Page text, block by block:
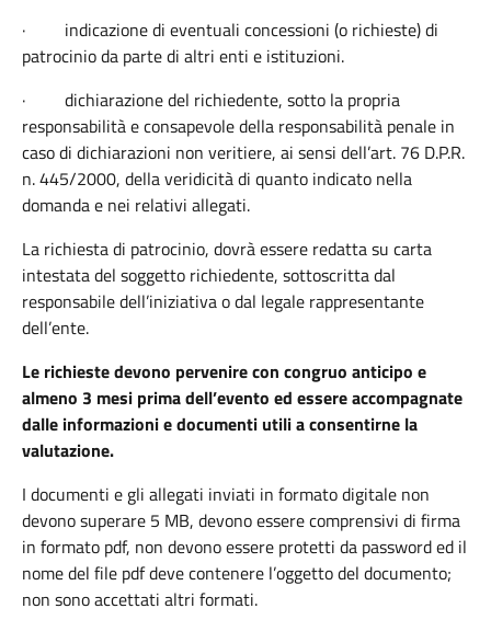
· indicazione di eventuali concessioni (o richieste) di
patrocinio da parte di altri enti e istituzioni.
· dichiarazione del richiedente, sotto la propria
responsabilità e consapevole della responsabilità penale in
caso di dichiarazioni non veritiere, ai sensi dell’art. 76 D.P.R.
n. 445/2000, della veridicità di quanto indicato nella
domanda e nei relativi allegati.
La richiesta di patrocinio, dovrà essere redatta su carta
intestata del soggetto richiedente, sottoscritta dal
responsabile dell’iniziativa o dal legale rappresentante
dell’ente.
Le richieste devono pervenire con congruo anticipo e
almeno 3 mesi prima dell’evento ed essere accompagnate
dalle informazioni e documenti utili a consentirne la
valutazione.
I documenti e gli allegati inviati in formato digitale non
devono superare 5 MB, devono essere comprensivi di firma
in formato pdf, non devono essere protetti da password ed il
nome del file pdf deve contenere l’oggetto del documento;
non sono accettati altri formati.